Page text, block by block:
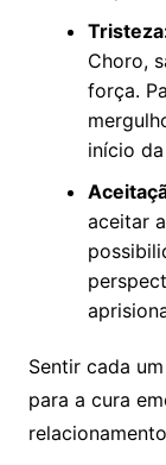
Choro,
força.
início
aceitar
Sentir cada
para a cura